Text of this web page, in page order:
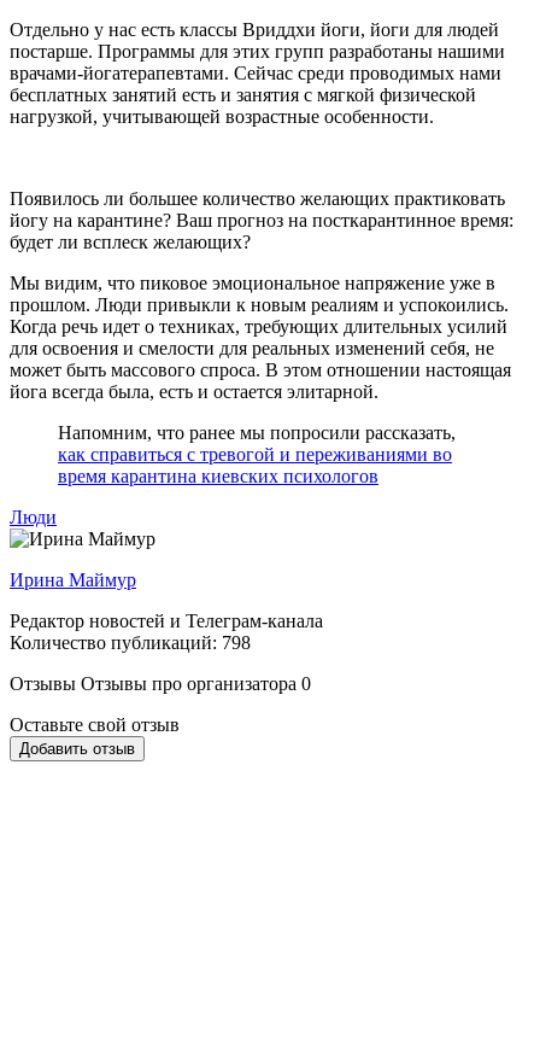
Отдельно у нас есть классы Вриддхи йоги, йоги для людей
постарше. Программы для этих групп разработаны нашими
врачами-йогатерапевтами. Сейчас среди проводимых нами
бесплатных занятий есть и занятия с мягкой физической
нагрузкой, учитывающей возрастные особенности.
Появилось ли большее количество желающих практиковать
йогу на карантине? Ваш прогноз на посткарантинное время:
будет ли всплеск желающих?
Мы видим, что пиковое эмоциональное напряжение уже в
прошлом. Люди привыкли к новым реалиям и успокоились.
Когда речь идет о техниках, требующих длительных усилий
для освоения и смелости для реальных изменений себя, не
может быть массового спроса. В этом отношении настоящая
йога всегда была, есть и остается элитарной.
Напомним, что ранее мы попросили рассказать,
как справиться с тревогой и переживаниями во
время карантина киевских психологов
Люди
Ирина Маймур
Редактор новостей и Телеграм-канала
Количество публикаций: 798
Отзывы Отзывы про организатора 0
Оставьте свой отзыв
Добавить отзыв